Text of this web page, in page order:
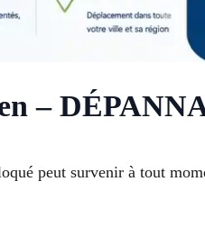
–
peut survenir à tout